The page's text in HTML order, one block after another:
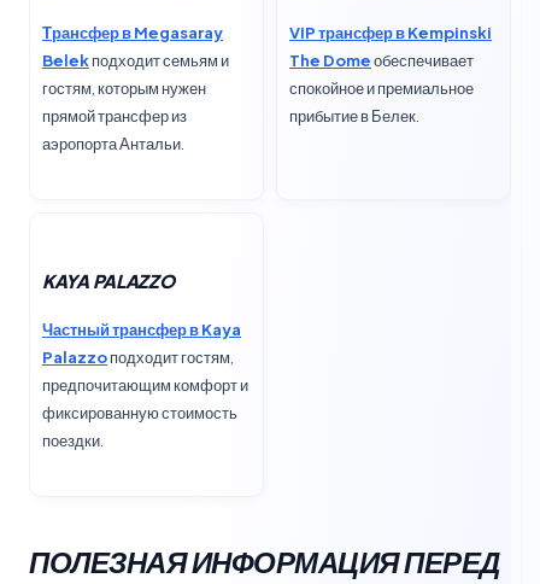
Трансфер в Megasaray
Belekподходит семьям и
гостям, которым нужен
прямой трансфер из
аэропорта Антальи.
VIP трансфер в Kempinski
The Domeобеспечивает
спокойное и премиальное
прибытие в Белек.
KAYA PALAZZO
Частный трансфер в Kaya
Palazzoподходит гостям,
предпочитающим комфорт и
фиксированную стоимость
поездки.
ПОЛЕЗНАЯ ИНФОРМАЦИЯ ПЕРЕД